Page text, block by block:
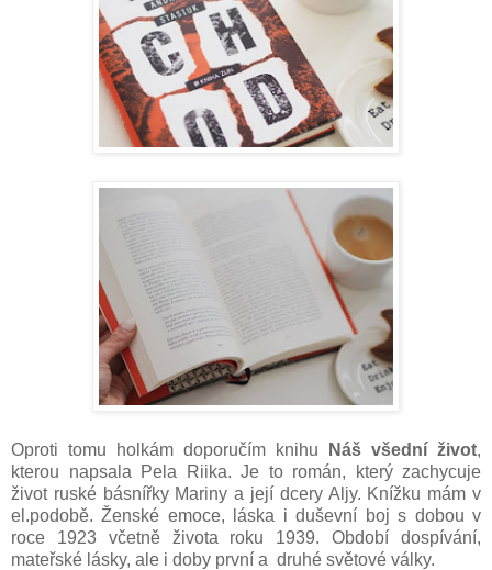
Oproti tomu holkám doporučím knihu Náš všední život,
kterou napsala Pela Riika. Je to román, který zachycuje
život ruské básnířky Mariny a její dcery Aljy. Knížku mám v
el.podobě. Ženské emoce, láska i duševní boj s dobou v
roce 1923 včetně života roku 1939. Období dospívání,
mateřské lásky, ale i doby první a druhé světové války.